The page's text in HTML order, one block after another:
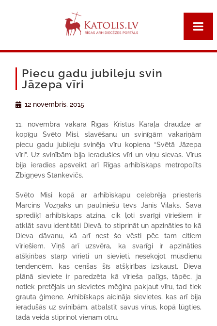
Piecu gadu jubileju svin
Jāzepa vīri
12 novembris, 2015
11. novembra vakarā Rīgas Kristus Karaļa draudzē ar
kopīgu Svēto Misi, slavēšanu un svinīgām vakariņām
piecu gadu jubileju svinēja vīru kopiena “Svētā Jāzepa
vīri”. Uz svinībām bija ieradušies vīri un viņu sievas. Vīrus
bija ieradies apsveikt arī Rīgas arhibīskaps metropolīts
Zbigņevs Stankevičs.
Svēto Misi kopā ar arhibīskapu celebrēja priesteris
Marcins Vozņaks un paulīniešu tēvs Jānis Vīlaks. Savā
sprediķī arhibīskaps atzina, cik ļoti svarīgi vīriešiem ir
atklāt savu identitāti Dievā, to stiprināt un apzināties to kā
Dieva dāvanu, kā arī nest šo vēsti pēc tam citiem
vīriešiem. Viņš arī uzsvēra, ka svarīgi ir apzināties
atšķirības starp vīrieti un sievieti, nesekojot mūsdienu
tendencēm, kas cenšas šīs atšķirības izskaust. Dieva
plānā sieviete ir paredzēta kā vīrieša palīgs, tāpēc, ja
notiek pretējais un sievietes mēģina pakļaut vīru, tad tiek
grauta ģimene. Arhibīskaps aicināja sievietes, kas arī bija
ieradušās uz svinībām, atbalstīt savus vīrus, kopā lūgties,
tādā veidā stiprinot vienam otru.